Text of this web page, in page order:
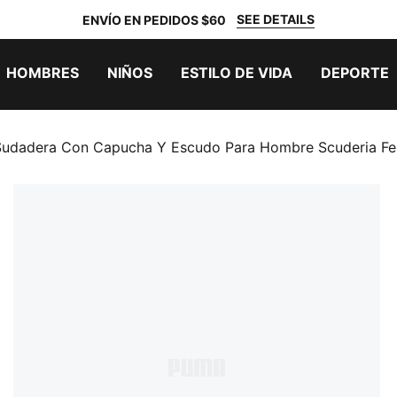
ENVÍO EN PEDIDOS $60 SEE DETAILS
HOMBRES NIÑOS ESTILO DE VIDA DEPORTE
Con Capucha Y Escudo Para Hombre Scuderia